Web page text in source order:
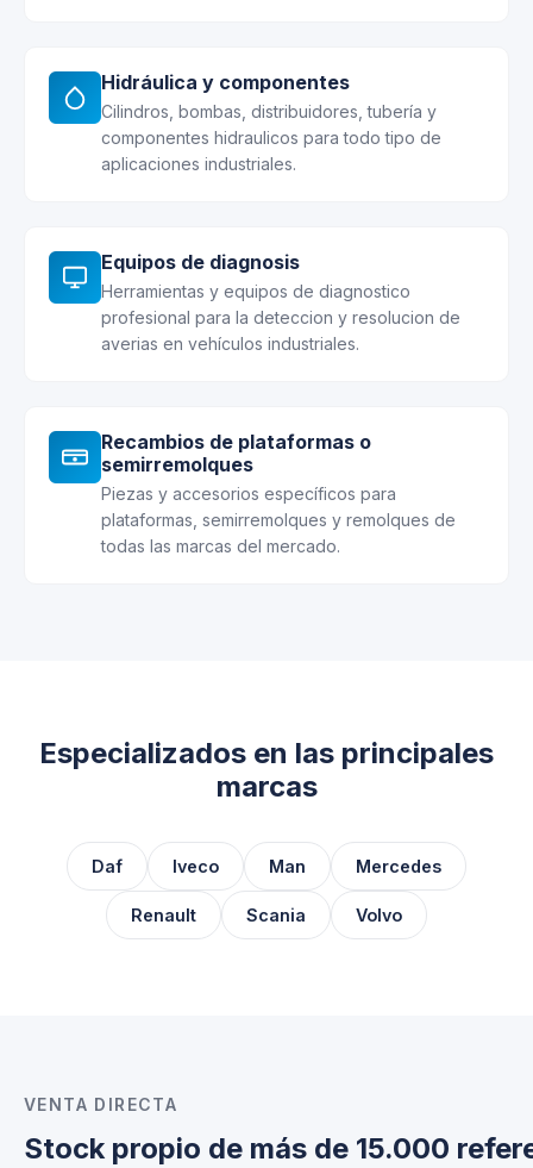
Hidráulica y componentes
Cilindros, bombas, distribuidores, tubería y
componentes hidraulicos para todo tipo de
aplicaciones industriales.
Equipos de diagnosis
Herramientas y equipos de diagnostico
profesional para la deteccion y resolucion de
averias en vehículos industriales.
Recambios de plataformas o
semirremolques
Piezas y accesorios específicos para
plataformas, semirremolques y remolques de
todas las marcas del mercado.
Especializados en las principales
marcas
Daf Iveco Man Mercedes
Renault Scania Volvo
VENTA DIRECTA
Stock propio de más de 15.000